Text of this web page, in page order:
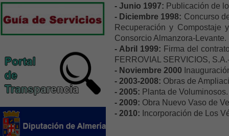
- Junio 1997: Publicación de
- Diciembre 1998: Concurso
Recuperación y Compostaje
Consorcio Almanzora-Levante.
- Abril 1999: Firma del
FERROVIAL SERVICIOS,
- Noviembre 2000
- 2003-2008: Obras de
- 2005: Planta de Voluminosos.
- 2009: Obra Nuevo Vaso de
- 2010: Incorporación de Los